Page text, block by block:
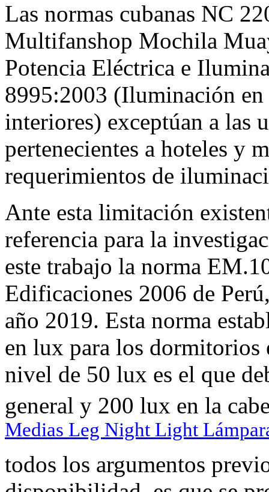
Las normas cubanas NC
Multifanshop Mochila
Potencia Eléctrica e
8995:2003 (Iluminación en
interiores) exceptúan a las
pertenecientes a hoteles y
requerimientos de
Ante esta limitación
referencia para la
este trabajo la norma
Edificaciones 2006 de
año 2019. Esta norma
en lux para los dormitorios
nivel de 50 lux es el que
general y 200 lux en la
Medias Leg Night Light
todos los argumentos